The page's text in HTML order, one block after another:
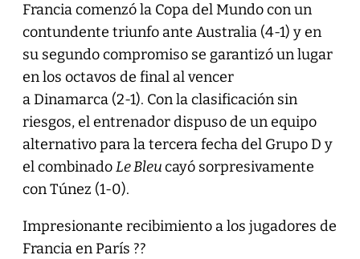
Francia comenzó la Copa del Mundo con un
contundente triunfo ante Australia (4-1) y en
su segundo compromiso se garantizó un lugar
en los octavos de final al vencer
a Dinamarca (2-1). Con la clasificación sin
riesgos, el entrenador dispuso de un equipo
alternativo para la tercera fecha del Grupo D y
el combinadoLe Bleucayó sorpresivamente
con Túnez (1-0).
Impresionante recibimiento a los jugadores de
Francia en París ??